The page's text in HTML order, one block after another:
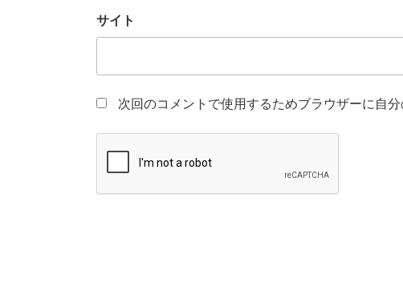
サイト
次回のコメントで使用するためブラウザーに自